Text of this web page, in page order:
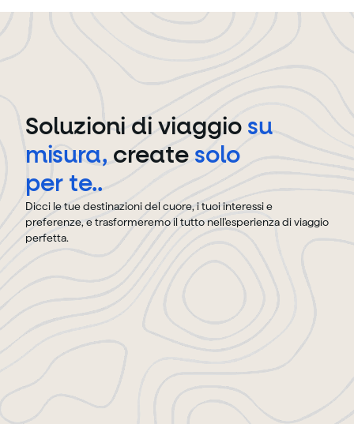
Soluzioni di viaggio su
misura, create solo
per te..
Dicci le tue destinazioni del cuore, i tuoi interessi e
preferenze, e trasformeremo il tutto nell'esperienza di viaggio
perfetta.